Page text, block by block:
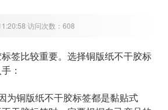
访问次数：608
签比较重要。选择铜版纸不干胶标
：
为铜版纸不干胶标签都是黏贴式